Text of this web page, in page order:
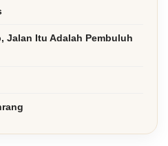
Jalan Itu Adalah Pembuluh